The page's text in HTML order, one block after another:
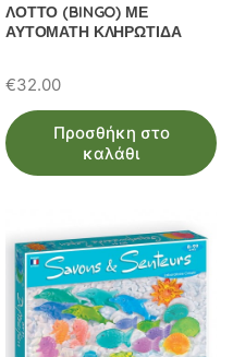
ΛΟΤΤΟ (BINGO) ΜΕ
ΑΥΤΟΜΑΤΗ ΚΛΗΡΩΤΙΔΑ
€32.00
Προσθήκη στο
καλάθι